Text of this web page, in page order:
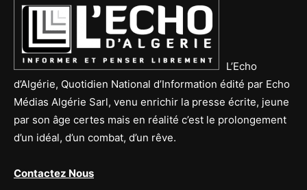
L’Echo
d’Algérie, Quotidien National d’Information édité par Echo
Médias Algérie Sarl, venu enrichir la presse écrite, jeune
par son âge certes mais en réalité c’est le prolongement
d’un idéal, d’un combat, d’un rêve.
Contactez Nous